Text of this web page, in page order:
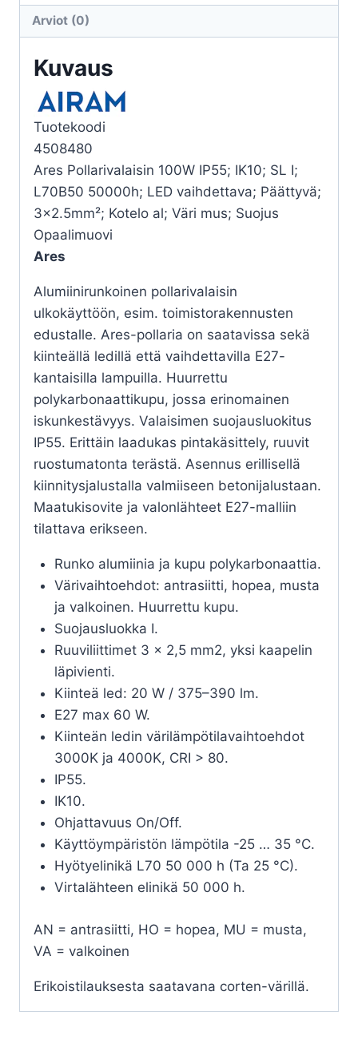
MU
Arviot (0)
Kuvaus
Tuotekoodi
4508480
Ares Pollarivalaisin 100W IP55; IK10; SL I;
L70B50 50000h; LED vaihdettava; Päättyvä;
3×2.5mm²; Kotelo al; Väri mus; Suojus
Opaalimuovi
Ares
Alumiinirunkoinen pollarivalaisin
ulkokäyttöön, esim. toimistorakennusten
edustalle. Ares-pollaria on saatavissa sekä
kiinteällä ledillä että vaihdettavilla E27-
kantaisilla lampuilla. Huurrettu
polykarbonaattikupu, jossa erinomainen
iskunkestävyys. Valaisimen suojausluokitus
IP55. Erittäin laadukas pintakäsittely, ruuvit
ruostumatonta terästä. Asennus erillisellä
kiinnitysjalustalla valmiiseen betonijalustaan.
Maatukisovite ja valonlähteet E27-malliin
tilattava erikseen.
Runko alumiinia ja kupu polykarbonaattia.
Värivaihtoehdot: antrasiitti, hopea, musta
ja valkoinen. Huurrettu kupu.
Suojausluokka I.
Ruuviliittimet 3 x 2,5 mm2, yksi kaapelin
läpivienti.
Kiinteä led: 20 W / 375–390 lm.
E27 max 60 W.
Kiinteän ledin värilämpötilavaihtoehdot
3000K ja 4000K, CRI > 80.
IP55.
IK10.
Ohjattavuus On/Off.
Käyttöympäristön lämpötila -25 … 35 °C.
Hyötyelinikä L70 50 000 h (Ta 25 °C).
Virtalähteen elinikä 50 000 h.
AN = antrasiitti, HO = hopea, MU = musta,
VA = valkoinen
Erikoistilauksesta saatavana corten-värillä.